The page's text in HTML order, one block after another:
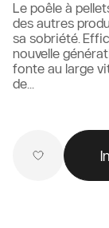
Le poêle à
des autres
sa sobriété.
nouvelle
fonte au large
de...